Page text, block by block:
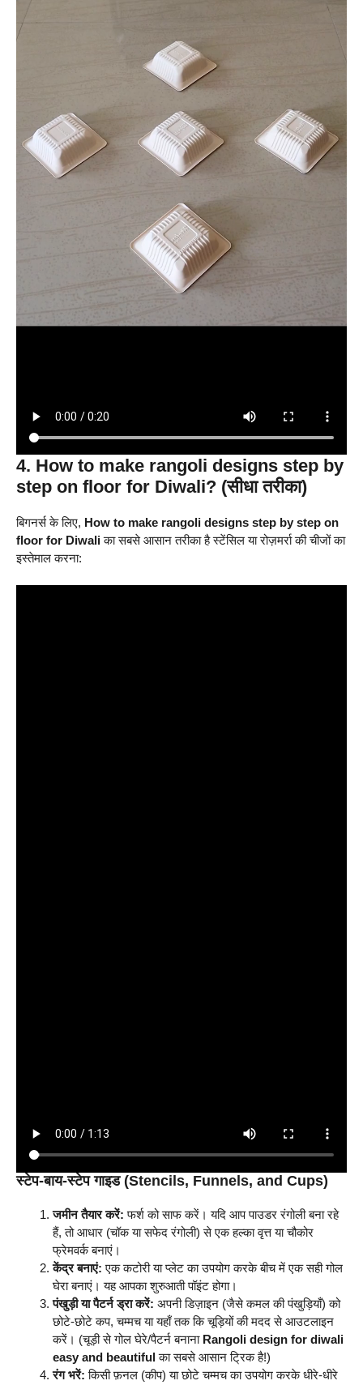
4. How to make rangoli designs step by
step on floor for Diwali? (सीधा तरीका)
बिगनर्स के लिए, How to make rangoli designs step by step on
floor for Diwaliका सबसे आसान तरीका है स्टेंसिल या रोज़मर्रा की चीजों का
इस्तेमाल करना:
स्टेप-बाय-स्टेप गाइड (Stencils, Funnels, and Cups)
जमीन तैयार करें: फर्श को साफ करें। यदि आप पाउडर रंगोली बना रहे
हैं, तो आधार (चॉक या सफेद रंगोली) से एक हल्का वृत्त या चौकोर
फ्रेमवर्क बनाएं।
केंद्र बनाएं: एक कटोरी या प्लेट का उपयोग करके बीच में एक सही गोल
घेरा बनाएं। यह आपका शुरुआती पॉइंट होगा।
पंखुड़ी या पैटर्न ड्रा करें: अपनी डिज़ाइन (जैसे कमल की पंखुड़ियाँ) को
छोटे-छोटे कप, चम्मच या यहाँ तक कि चूड़ियों की मदद से आउटलाइन
करें। (चूड़ी से गोल घेरे/पैटर्न बनाना Rangoli design for diwali
easy and beautifulका सबसे आसान ट्रिक है!)
रंग भरें: किसी फ़नल (कीप) या छोटे चम्मच का उपयोग करके धीरे-धीरे